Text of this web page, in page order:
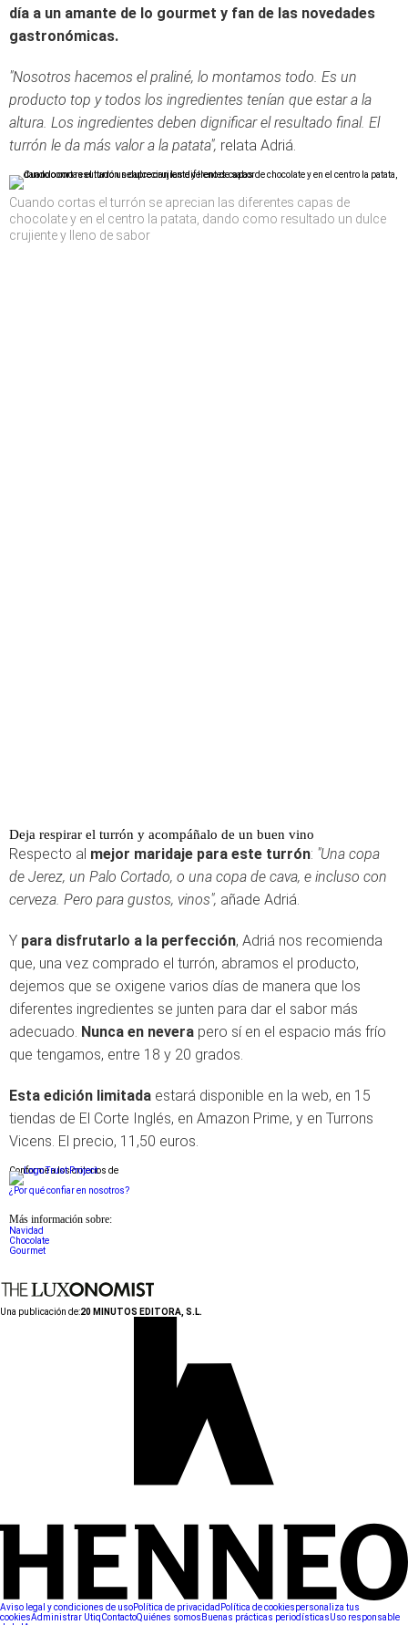
día a un amante de lo gourmet y fan de las novedades
gastronómicas.
"Nosotros hacemos el praliné, lo montamos todo. Es un
producto top y todos los ingredientes tenían que estar a la
altura. Los ingredientes deben dignificar el resultado final. El
turrón le da más valor a la patata", relata Adriá.
Cuando cortas el turrón se aprecian las diferentes capas de
chocolate y en el centro la patata, dando como resultado un dulce
crujiente y lleno de sabor
Deja respirar el turrón y acompáñalo de un buen vino
Respecto al mejor maridaje para este turrón: "Una copa
de Jerez, un Palo Cortado, o una copa de cava, e incluso con
cerveza. Pero para gustos, vinos", añade Adriá.
Y para disfrutarlo a la perfección, Adriá nos recomienda
que, una vez comprado el turrón, abramos el producto,
dejemos que se oxigene varios días de manera que los
diferentes ingredientes se junten para dar el sabor más
adecuado. Nunca en nevera pero sí en el espacio más frío
que tengamos, entre 18 y 20 grados.
Esta edición limitada estará disponible en la web, en 15
tiendas de El Corte Inglés, en Amazon Prime, y en Turrons
Vicens. El precio, 11,50 euros.
Conforme a los criterios de
¿Por qué confiar en nosotros?
Más información sobre:
Navidad
Chocolate
Gourmet
Una publicación de:20 MINUTOS EDITORA, S.L.
Aviso legal y condiciones de usoPolítica de privacidad Política de cookiespersonaliza tus
cookiesAdministrar UtiqContactoQuiénes somos Buenas prácticas periodísticasUso responsable